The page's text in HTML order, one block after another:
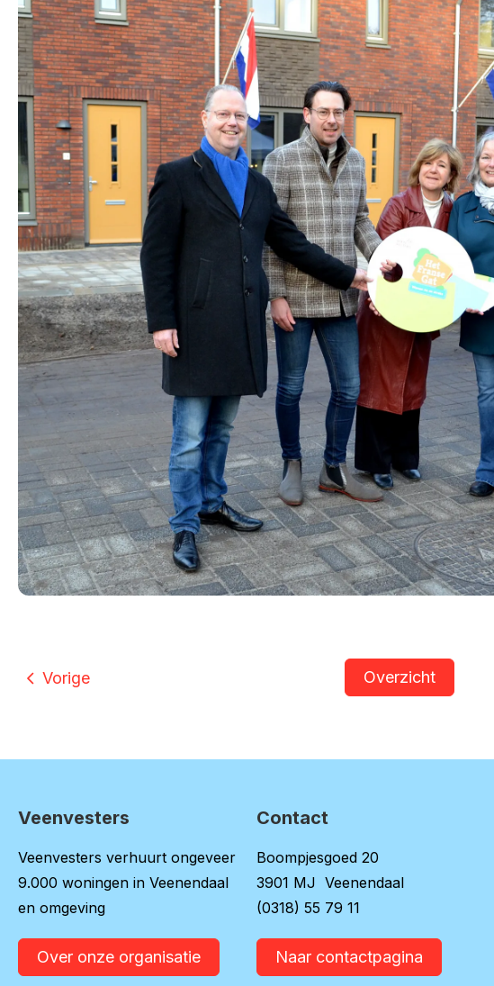
Overzicht
Vorige
Contactinformatie
Veenvesters
Veenvesters verhuurt ongeveer
9.000 woningen in Veenendaal
en omgeving
Over onze organisatie
Contact
Boompjesgoed 20
3901 MJ Veenendaal
(0318) 55 79 11
Naar contactpagina